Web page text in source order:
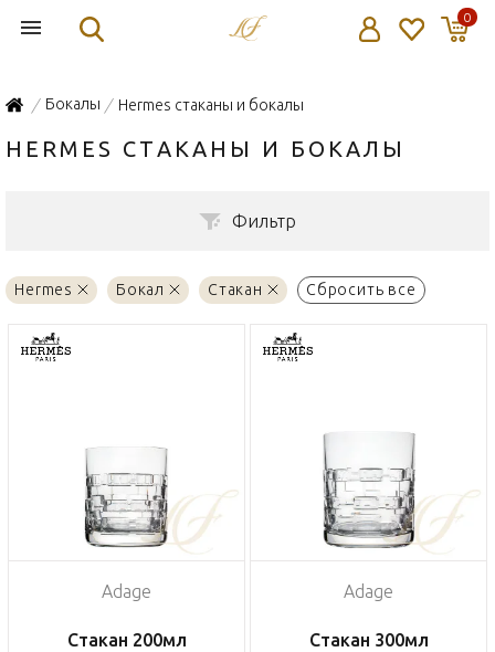
0
/ Бокалы / Hermes стаканы и бокалы
HERMES СТАКАНЫ И БОКАЛЫ
Фильтр
Hermes Бокал Стакан Сбросить все
Adage
Стакан 200мл
Adage
Стакан 300мл